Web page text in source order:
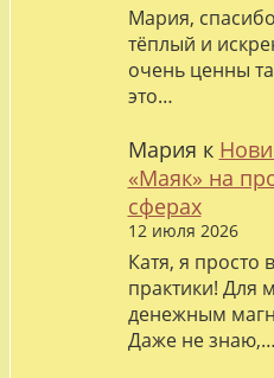
Мария,
тёплый и
очень ценны
это…
Мария к
«Маяк» на
сферах
12 июля 2026
Катя, я просто
практики! Для
денежным
Даже не знаю,…